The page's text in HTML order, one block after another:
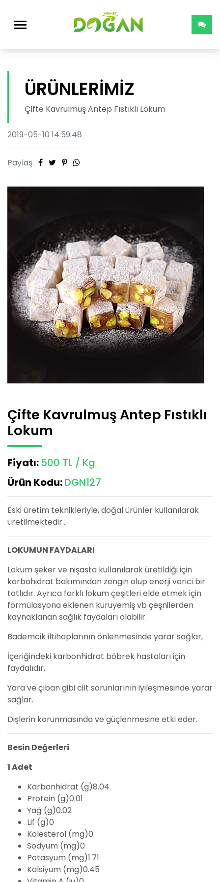
ÜRÜNLERİMİZ
Çifte Kavrulmuş Antep Fıstıklı Lokum
2019-05-10 14:59:48
Paylaş
Çifte Kavrulmuş Antep Fıstıklı
Lokum
Fiyatı:500 TL / Kg
Ürün Kodu:DGN127
Eski üretim teknikleriyle, doğal ürünler kullanılarak
üretilmektedir...
LOKUMUN FAYDALARI
Lokum şeker ve nişasta kullanılarak üretildiği için
karbohidrat bakımından zengin olup enerji verici bir
tatlıdır. Ayrıca farklı lokum çeşitleri elde etmek için
formülasyona eklenen kuruyemiş vb çeşnilerden
kaynaklanan sağlık faydaları olabilir.
Bademcik iltihaplarının önlenmesinde yarar sağlar,
İçeriğindeki karbonhidrat böbrek hastaları için
faydalıdır,
Yara ve çıban gibi cilt sorunlarının iyileşmesinde yarar
sağlar.
Dişlerin korunmasında ve güçlenmesine etki eder.
Besin Değerleri
1 Adet
Karbonhidrat (g)8.04
Protein (g)0.01
Yağ (g)0.02
Lif (g)0
Kolesterol (mg)0
Sodyum (mg)0
Potasyum (mg)1.71
Kalsiyum (mg)0.45